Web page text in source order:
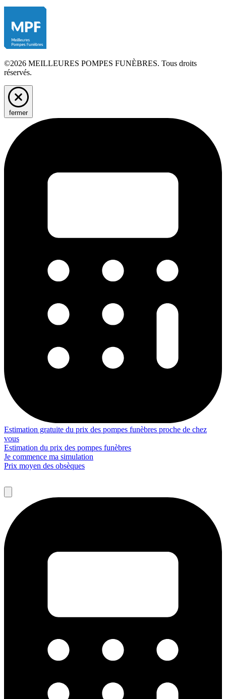
©2026 MEILLEURES POMPES FUNÈBRES. Tous droits
réservés.
fermer
Estimation gratuite du prix des pompes funèbres proche de chez
vous
Estimation du prix des pompes funèbres
Je commence ma simulation
Prix moyen des obsèques